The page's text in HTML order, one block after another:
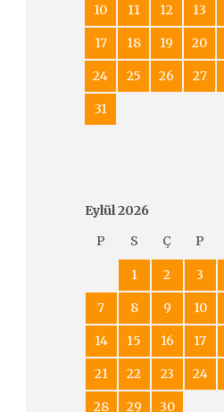
10 11 12 13
17 18 19 20
24 25 26 27
31
Eylül 2026
P
S Ç P
1 2 3
7 8 9 10
14 15 16 17
21 22 23 24
28 29 30